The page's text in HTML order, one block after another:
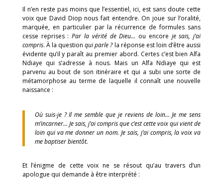
Il n’en reste pas moins que l’essentiel, ici, est sans doute cette
voix que David Diop nous fait entendre. On joue sur l’oralité,
marquée, en particulier par la récurrence de formules sans
cesse reprises :Par la vérité de Dieu… ou encore je sais, j’ai
compris. À la questionqui parle ?la réponse est loin d’être aussi
évidente qu’il y paraît au premier abord. Certes c’est bien Alfa
Ndiaye qui s’adresse à nous. Mais un Alfa Ndiaye qui est
parvenu au bout de son itinéraire et qui a subi une sorte de
métamorphose au terme de laquelle il connaît une nouvelle
naissance :
Où suis-je ? Il me semble que je reviens de loin… Je me sens
m’incarner… Je sais, j’ai compris que c’est cette voix qui vient de
loin qui va me donner un nom. Je sais, j’ai compris, la voix va
me baptiser bientôt.
Et l’énigme de cette voix ne se résout qu’au travers d’un
apologue qui demande à être interprété :